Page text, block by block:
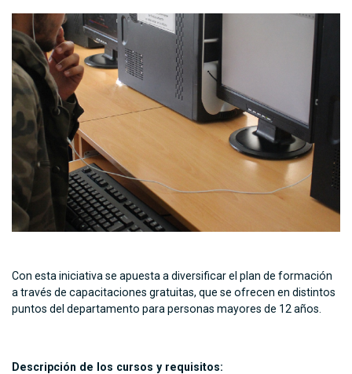
Con esta iniciativa se apuesta a diversificar el plan de formación
a través de capacitaciones gratuitas, que se ofrecen en distintos
puntos del departamento para personas mayores de 12 años.
Descripción de los cursos y requisitos: